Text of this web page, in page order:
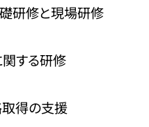
研修と現場研修
関する研修
得の支援